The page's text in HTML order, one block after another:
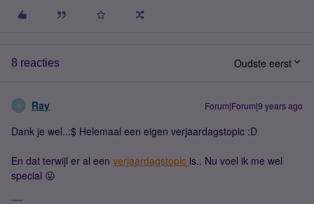
8 reacties Oudste eerst
R Ray Forum|Forum|9 years ago
Dank je wel..:$ Helemaal een eigen verjaardagstopic :D
En dat terwijl er al een verjaardagstopic is.. Nu voel ik me wel
special 😛